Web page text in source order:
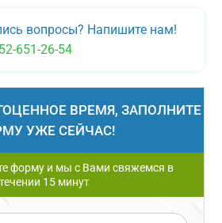
вопросы? Напишите нам!
651-26-54
ВРЕМЯ, ЗАПОЛНИТЕ
УЖЕ СЕЙЧАС!
форму и мы с Вами свяжемся в
течении 15 минут